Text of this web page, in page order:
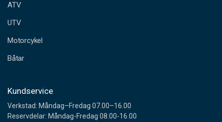
s
s
ATV
UTV
Motorcykel
Båtar
Kundservice
Verkstad: Måndag–Fredag 07.00–16.00
Reservdelar: Måndag-Fredag 08.00-16.00